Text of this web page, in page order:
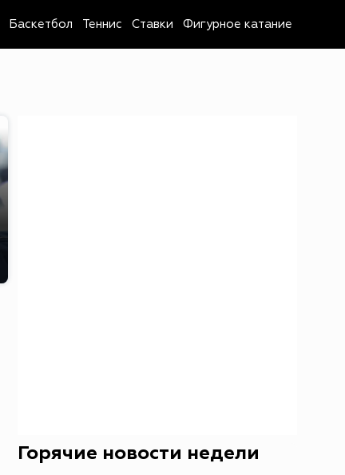
Баскетбол Теннис Ставки Фигурное катание
Горячие новости недели